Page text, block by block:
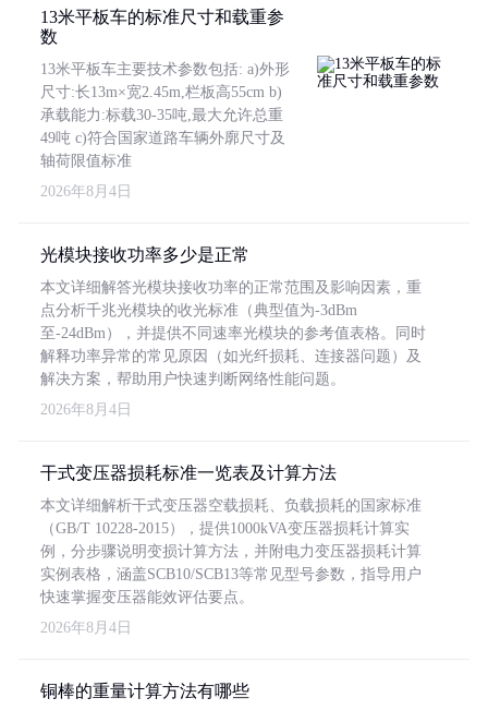
13米平板车的标准尺寸和载重参
数
13米平板车主要技术参数包括: a)外形
尺寸:长13m×宽2.45m,栏板高55cm b)
承载能力:标载30-35吨,最大允许总重
49吨 c)符合国家道路车辆外廓尺寸及
轴荷限值标准
2026年8月4日
光模块接收功率多少是正常
本文详细解答光模块接收功率的正常范围及影响因素，重
点分析千兆光模块的收光标准（典型值为-3dBm
至-24dBm），并提供不同速率光模块的参考值表格。同时
解释功率异常的常见原因（如光纤损耗、连接器问题）及
解决方案，帮助用户快速判断网络性能问题。
2026年8月4日
干式变压器损耗标准一览表及计算方法
本文详细解析干式变压器空载损耗、负载损耗的国家标准
（GB/T 10228-2015），提供1000kVA变压器损耗计算实
例，分步骤说明变损计算方法，并附电力变压器损耗计算
实例表格，涵盖SCB10/SCB13等常见型号参数，指导用户
快速掌握变压器能效评估要点。
2026年8月4日
铜棒的重量计算方法有哪些